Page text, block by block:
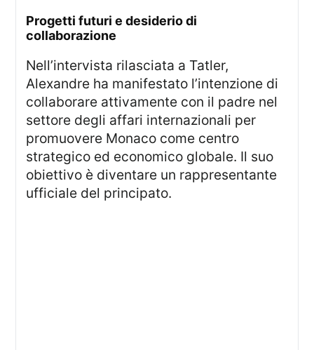
progetti futuri e desiderio di
collaborazione
Nell’intervista rilasciata a Tatler,
Alexandre ha manifestato l’intenzione di
collaborare attivamente con il padre nel
settore degli affari internazionali per
promuovere Monaco come centro
strategico ed economico globale. Il suo
obiettivo è diventare un rappresentante
ufficiale del principato.